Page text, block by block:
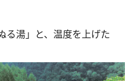
湯」と、温度を上げた